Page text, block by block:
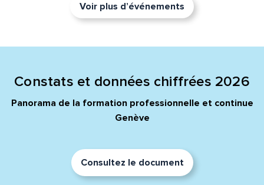
Voir plus d’événements
Constats et données chiffrées 2026
Panorama de la formation professionnelle et continue
Genève
Consultez le document